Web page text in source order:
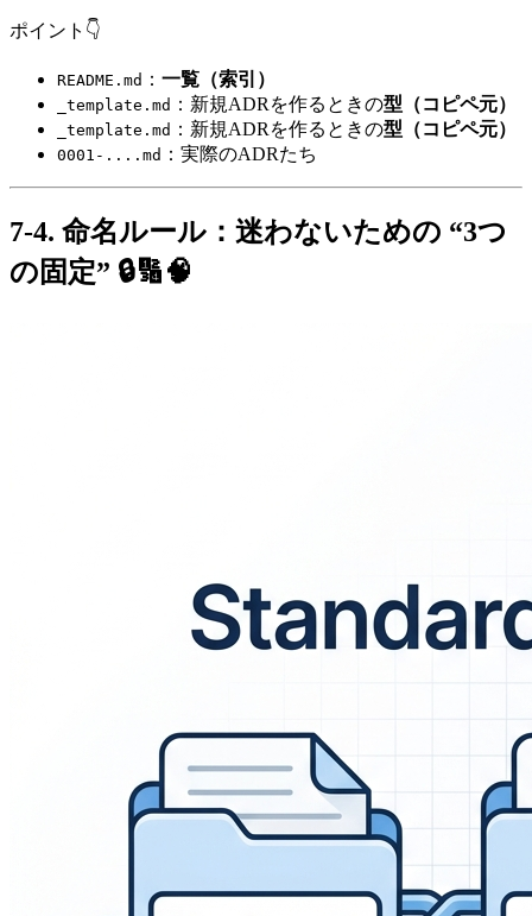
ポイント👇
README.md ： 一覧（索引）
_template.md ：新規ADRを作るときの型（コピペ元）
_template.md ：新規ADRを作るときの型（コピペ元）
0001-....md ：実際のADRたち
7-4. 命名ルール：迷わないための “3つ
の固定” 🔒🔢🧠